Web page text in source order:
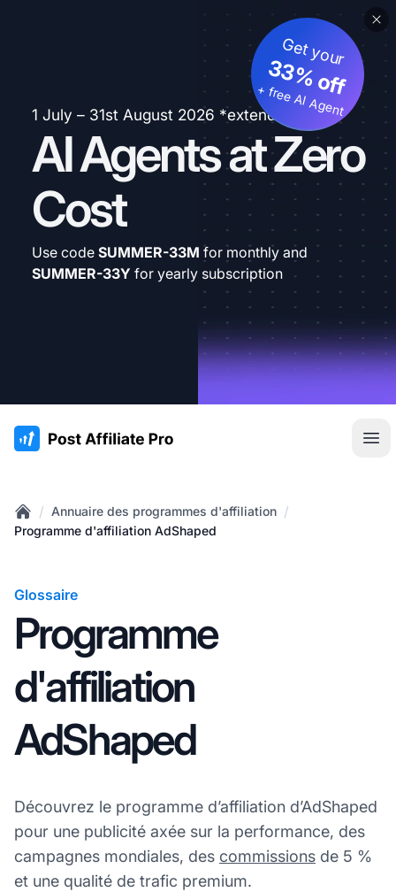
1 July – 31st August 2026 *extended
AI Agents at Zero
Cost
Get your
33% off
+ free AI Agent
Use code SUMMER-33M for monthly and
SUMMER-33Y for yearly subscription
:site.title
Home
/ Annuaire des programmes d'affiliation /
Programme d'affiliation AdShaped
Glossaire
Programme
d'affiliation
AdShaped
Découvrez le programme d’affiliation d’AdShaped
pour une publicité axée sur la performance, des
campagnes mondiales, des commissions de 5 %
et une qualité de trafic premium.